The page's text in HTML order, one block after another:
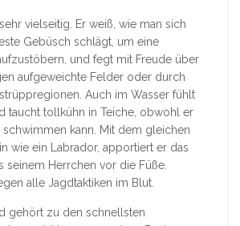
vielseitig. Er weiß, wie man sich
Gebüsch schlägt, um eine
und fegt mit Freude über
aufgeweichte Felder oder durch
Auch im Wasser fühlt
taucht tollkühn in Teiche, obwohl er
schwimmen kann. Mit dem gleichen
wie ein Labrador, apportiert er das
Herrchen vor die Füße.
alle Jagdtaktiken im Blut.
gehört zu den schnellsten